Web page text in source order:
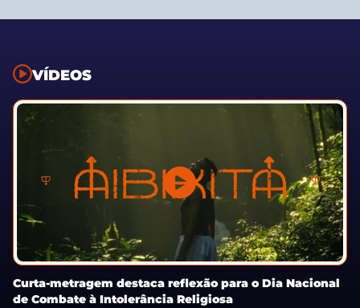
VÍDEOS
Curta-metragem destaca reflexão para o Dia Nacional
de Combate à Intolerância Religiosa